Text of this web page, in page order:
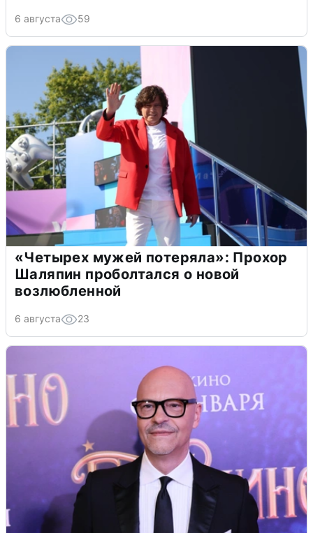
6 августа 59
«Четырех мужей потеряла»: Прохор
Шаляпин проболтался о новой
возлюбленной
6 августа 23